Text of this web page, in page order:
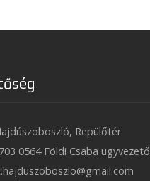
Repülőtér
0564 Földi Csaba ügyvezető